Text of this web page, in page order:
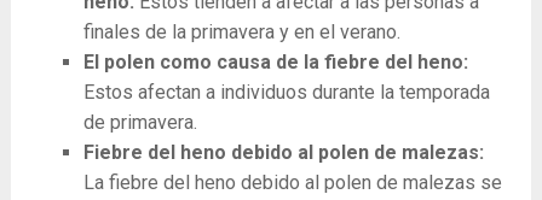
finales de la primavera y en el verano.
El polen como causa de la fiebre del heno:
Estos afectan a individuos durante la temporada
de primavera.
Fiebre del heno debido al polen de malezas:
La fiebre del heno debido al polen de malezas se